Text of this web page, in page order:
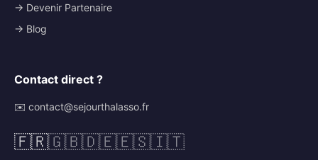
→ Devenir Partenaire
→ Blog
Contact direct ?
✉️ contact@sejourthalasso.fr
🇫🇷🇬🇧🇩🇪🇪🇸🇮🇹